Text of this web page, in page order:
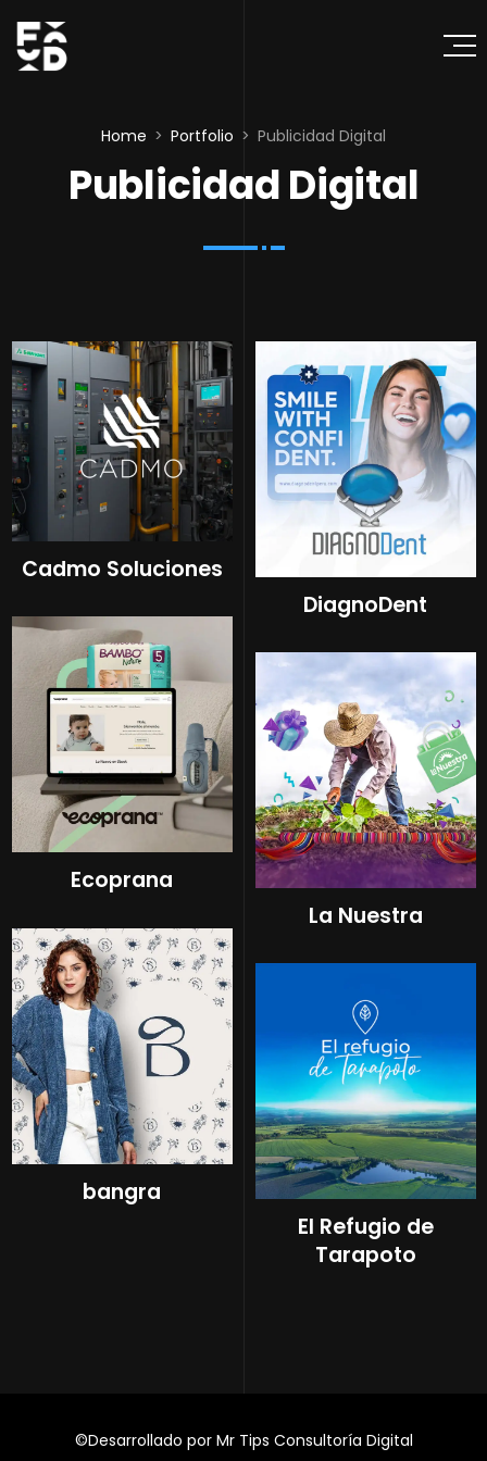
Home Portfolio Publicidad Digital
Publicidad Digital
Cadmo Soluciones
DiagnoDent
Ecoprana
La Nuestra
bangra
El Refugio de
Tarapoto
©Desarrollado por Mr Tips Consultoría Digital